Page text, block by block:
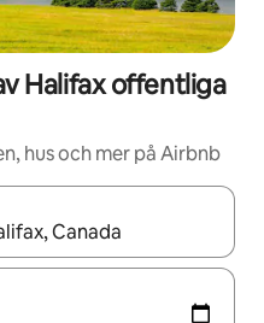
Halifax offentliga
hus och mer på Airbnb
du navigera med upp- och